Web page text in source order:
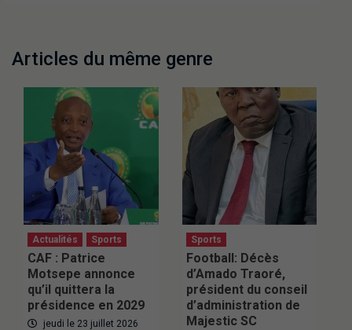
Articles du même genre
Actualités Sports
CAF : Patrice
Motsepe annonce
qu’il quittera la
présidence en 2029
jeudi le 23 juillet 2026
Sports
Football: Décès
d’Amado Traoré,
président du conseil
d’administration de
Majestic SC